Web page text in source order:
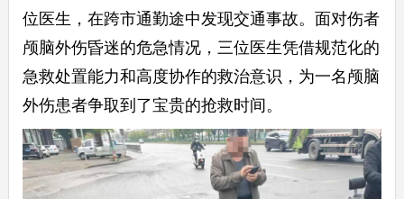
位医生，在跨市通勤途中发现交通事故。面对伤者
颅脑外伤昏迷的危急情况，三位医生凭借规范化的
急救处置能力和高度协作的救治意识，为一名颅脑
外伤患者争取到了宝贵的抢救时间。